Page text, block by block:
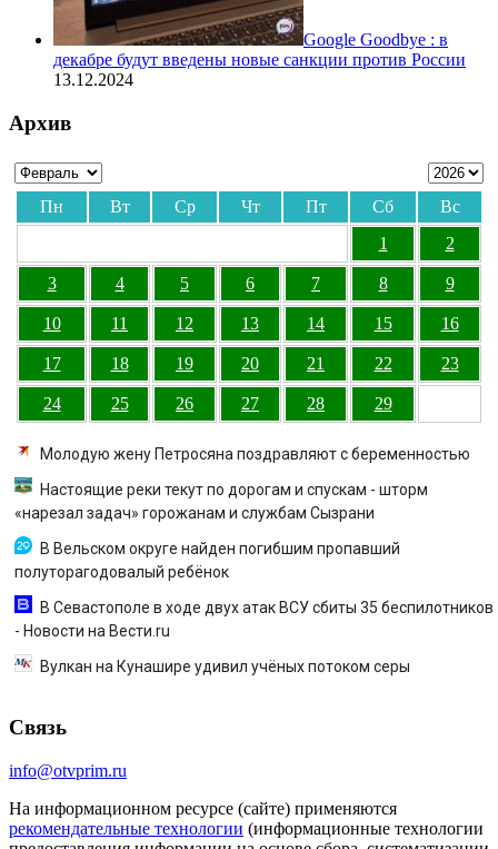
Google Goodbye : в
декабре будут введены новые санкции против России
13.12.2024
Архив
Пн Вт Ср Чт Пт Сб
Вс
1
2
3 4 5 6 7 8 9
10 11 12 13 14 15 16
17 18 19 20 21 22 23
24 25 26 27 28 29
Молодую жену Петросяна поздравляют с беременностью
Настоящие реки текут по дорогам и спускам - шторм
«нарезал задач» горожанам и службам Сызрани
В Вельском округе найден погибшим пропавший
полуторагодовалый ребёнок
В Севастополе в ходе двух атак ВСУ сбиты 35 беспилотников
- Новости на Вести.ru
Вулкан на Кунашире удивил учёных потоком серы
Связь
info@otvprim.ru
На информационном ресурсе (сайте) применяются
рекомендательные технологии (информационные технологии